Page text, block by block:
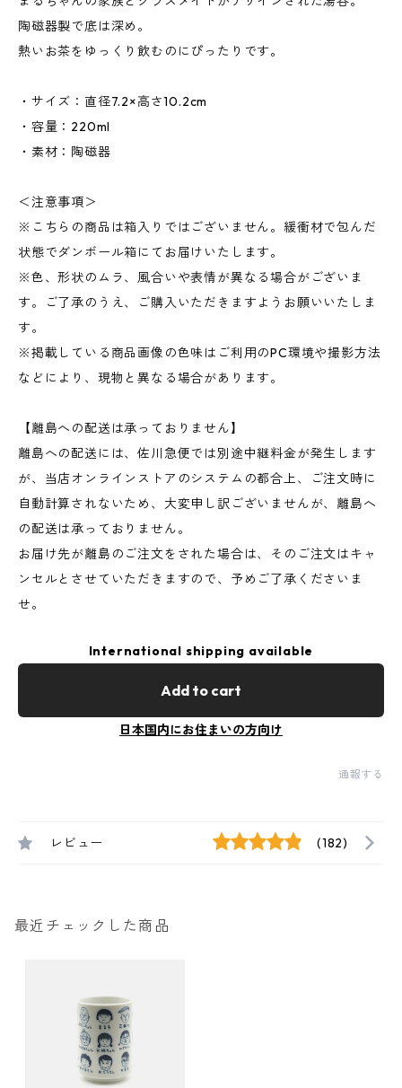
陶磁器製で底は深め。
熱いお茶をゆっくり飲むのにぴったりです。
・サイズ：直径7.2×高さ10.2cm
・容量：220ml
・素材：陶磁器
＜注意事項＞
※こちらの商品は箱入りではございません。緩衝材で包んだ
状態でダンボール箱にてお届けいたします。
※色、形状のムラ、風合いや表情が異なる場合がございま
す。ご了承のうえ、ご購入いただきますようお願いいたしま
す。
※掲載している商品画像の色味はご利用のPC環境や撮影方法
などにより、現物と異なる場合があります。
【離島への配送は承っておりません】
離島への配送には、佐川急便では別途中継料金が発生します
が、当店オンラインストアのシステムの都合上、ご注文時に
自動計算されないため、大変申し訳ございませんが、離島へ
の配送は承っておりません。
お届け先が離島のご注文をされた場合は、そのご注文はキャ
ンセルとさせていただきますので、予めご了承くださいま
せ。
International shipping available
Add to cart
日本国内にお住まいの方向け
通報する
レビュー (182)
最近チェックした商品